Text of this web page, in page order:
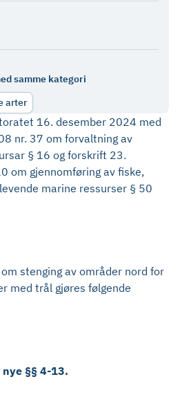
samme kategori
arter
16. desember 2024 med
nr. 37 om forvaltning av
§ 16 og forskrift 23.
om gjennomføring av fiske,
marine ressurser § 50
stenging av områder nord for
med trål gjøres følgende
§§ 4-13.